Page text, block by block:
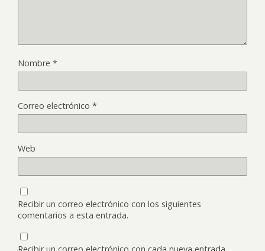
Nombre *
Correo electrónico *
Web
Recibir un correo electrónico con los siguientes
comentarios a esta entrada.